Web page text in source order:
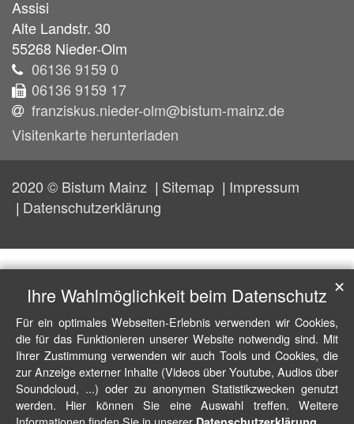
Assisi
Alte Landstr. 30
55268 Nieder-Olm
06136 9159 0
06136 9159 17
franziskus.nieder-olm@bistum-mainz.de
Visitenkarte herunterladen
2020 © Bistum Mainz Sitemap
Impressum
Datenschutzerklärung
Ihre Wahlmöglichkeit beim Datenschutz
Für ein optimales Webseiten-Erlebnis verwenden wir Cookies,
die für das Funktionieren unserer Website notwendig sind. Mit
Ihrer Zustimmung verwenden wir auch Tools und Cookies, die
zur Anzeige externer Inhalte (Videos über Youtube, Audios über
Soundcloud, ...) oder zu anonymen Statistikzwecken genutzt
werden. Hier können Sie eine Auswahl treffen. Weitere
✕